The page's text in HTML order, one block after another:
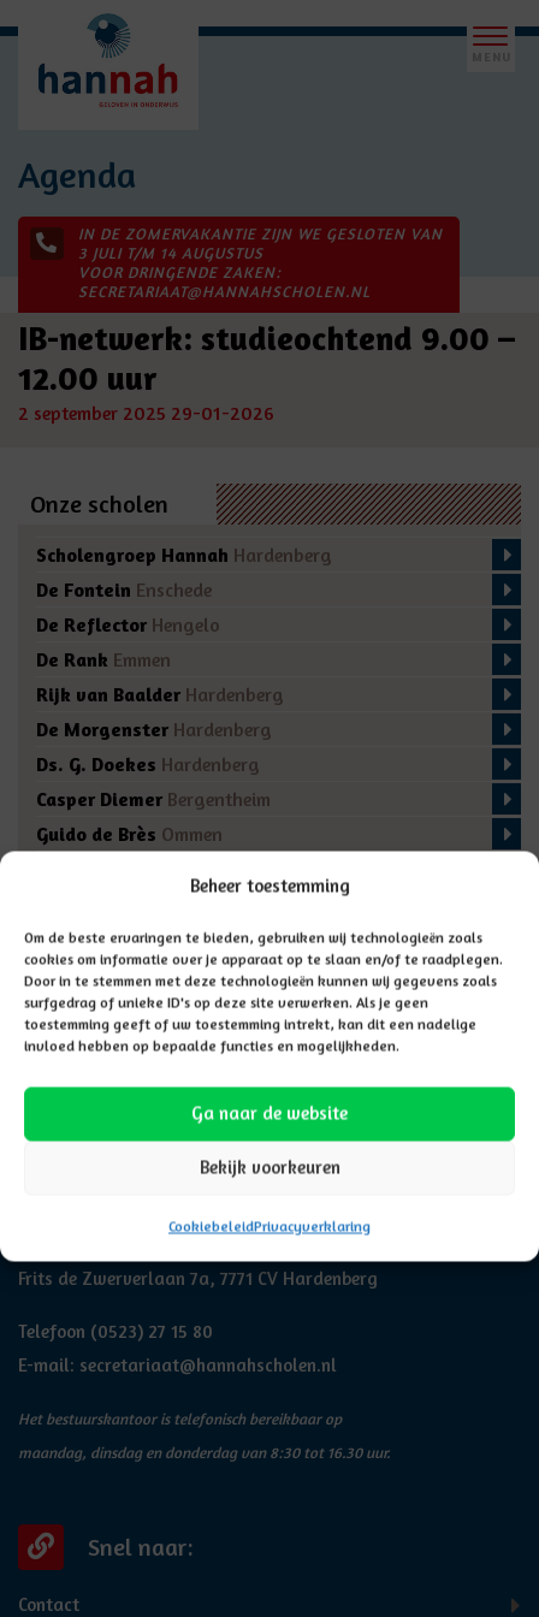
Beheer toestemming
Om de beste ervaringen te bieden, gebruiken wij technologieën zoals
cookies om informatie over je apparaat op te slaan en/of te raadplegen.
Door in te stemmen met deze technologieën kunnen wij gegevens zoals
surfgedrag of unieke ID's op deze site verwerken. Als je geen
toestemming geeft of uw toestemming intrekt, kan dit een nadelige
invloed hebben op bepaalde functies en mogelijkheden.
Ga naar de website
Bekijk voorkeuren
CookiebeleidPrivacyverklaring
Agenda
IN DE ZOMERVAKANTIE ZIJN WE GESLOTEN VAN
3 JULI T/M 14 AUGUSTUS
VOOR DRINGENDE ZAKEN:
SECRETARIAAT@HANNAHSCHOLEN.NL
IB-netwerk: studieochtend 9.00 –
12.00 uur
2 september 2025 29-01-2026
Onze scholen
Scholengroep Hannah Hardenberg
De Fontein Enschede
De Reflector Hengelo
De Rank Emmen
Rijk van Baalder Hardenberg
De Morgenster Hardenberg
Ds. G. Doekes Hardenberg
Casper Diemer Bergentheim
Guido de Brès Ommen
Domino Den Ham
De BronEnschede
Adresgegevens
Frits de Zwerverlaan 7a, 7771 CV Hardenberg
Telefoon (0523) 27 15 80
E-mail: secretariaat@hannahscholen.nl
Het bestuurskantoor is telefonisch bereikbaar op
maandag, dinsdag en donderdag van 8:30 tot 16.30 uur.
Snel naar:
Contact